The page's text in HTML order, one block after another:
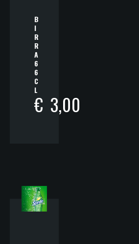
B
I
R
R
A
6
6
C
L
€ 3,00